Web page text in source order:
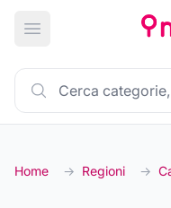
Apri menu principale
Home → Regioni →